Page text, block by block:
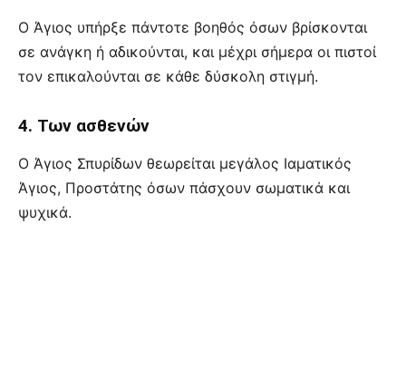
Ο Άγιος υπήρξε πάντοτε βοηθός όσων βρίσκονται
σε ανάγκη ή αδικούνται, και μέχρι σήμερα οι πιστοί
τον επικαλούνται σε κάθε δύσκολη στιγμή.
4. Των ασθενών
Ο Άγιος Σπυρίδων θεωρείται μεγάλος Ιαματικός
Άγιος, Προστάτης όσων πάσχουν σωματικά και
ψυχικά.